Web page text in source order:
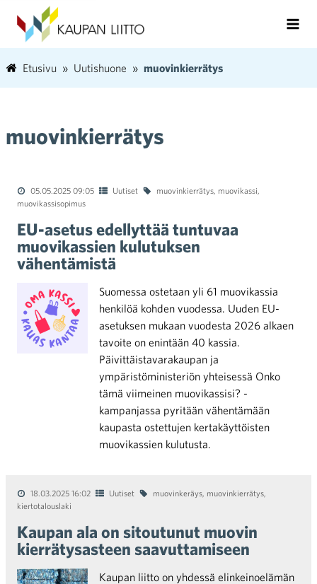
Etusivu Uutishuone muovinkierrätys
muovinkierrätys
05.05.2025 09:05 Uutiset muovinkierrätys, muovikassi,
muovikassisopimus
EU-asetus edellyttää tuntuvaa
muovikassien kulutuksen
vähentämistä
Suomessa ostetaan yli 61 muovikassia
henkilöä kohden vuodessa. Uuden EU-
asetuksen mukaan vuodesta 2026 alkaen
tavoite on enintään 40 kassia.
Päivittäistavarakaupan ja
ympäristöministeriön yhteisessä Onko
tämä viimeinen muovikassisi? -
kampanjassa pyritään vähentämään
kaupasta ostettujen kertakäyttöisten
muovikassien kulutusta.
18.03.2025 16:02 Uutiset muovinkeräys, muovinkierrätys,
kiertotalouslaki
Kaupan ala on sitoutunut muovin
kierrätysasteen saavuttamiseen
Kaupan liitto on yhdessä elinkeinoelämän